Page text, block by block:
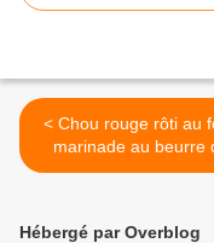
< Chou rouge rôti au four,
marinade au beurre
cacahuètes
Hébergé par Overblog